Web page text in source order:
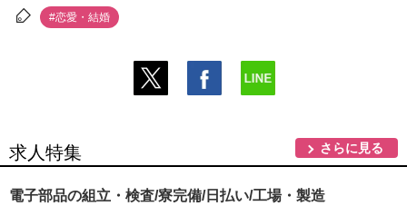
#恋愛・結婚
求人特集 さらに見る
電子部品の組立・検査/寮完備/日払い/工場・製造